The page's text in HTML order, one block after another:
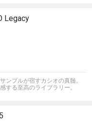
Legacy
ンプルが宿すカシオの真髄。
する至高のライブラリー。